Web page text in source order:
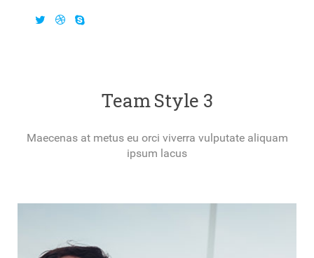
Team Style 3
Maecenas at metus eu orci viverra vulputate aliquam
ipsum lacus